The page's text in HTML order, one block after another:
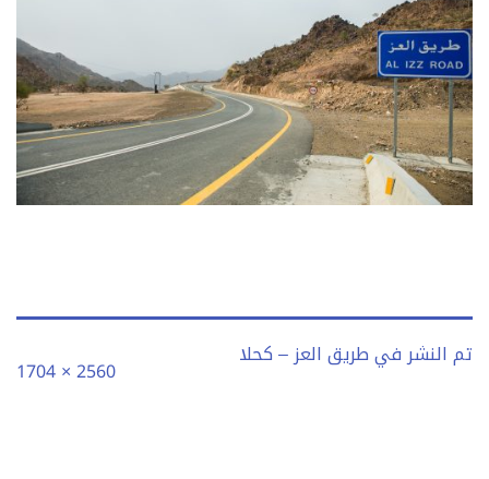
تم النشر فيطريق العز – كحلا الحجم
الكامل
2560 × 1704